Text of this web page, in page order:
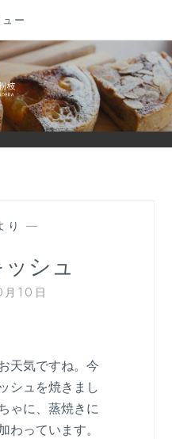
ー
り —
シュ
10日
天気ですね。今
シュを焼きまし
ゃに、蒸焼きに
わっています。